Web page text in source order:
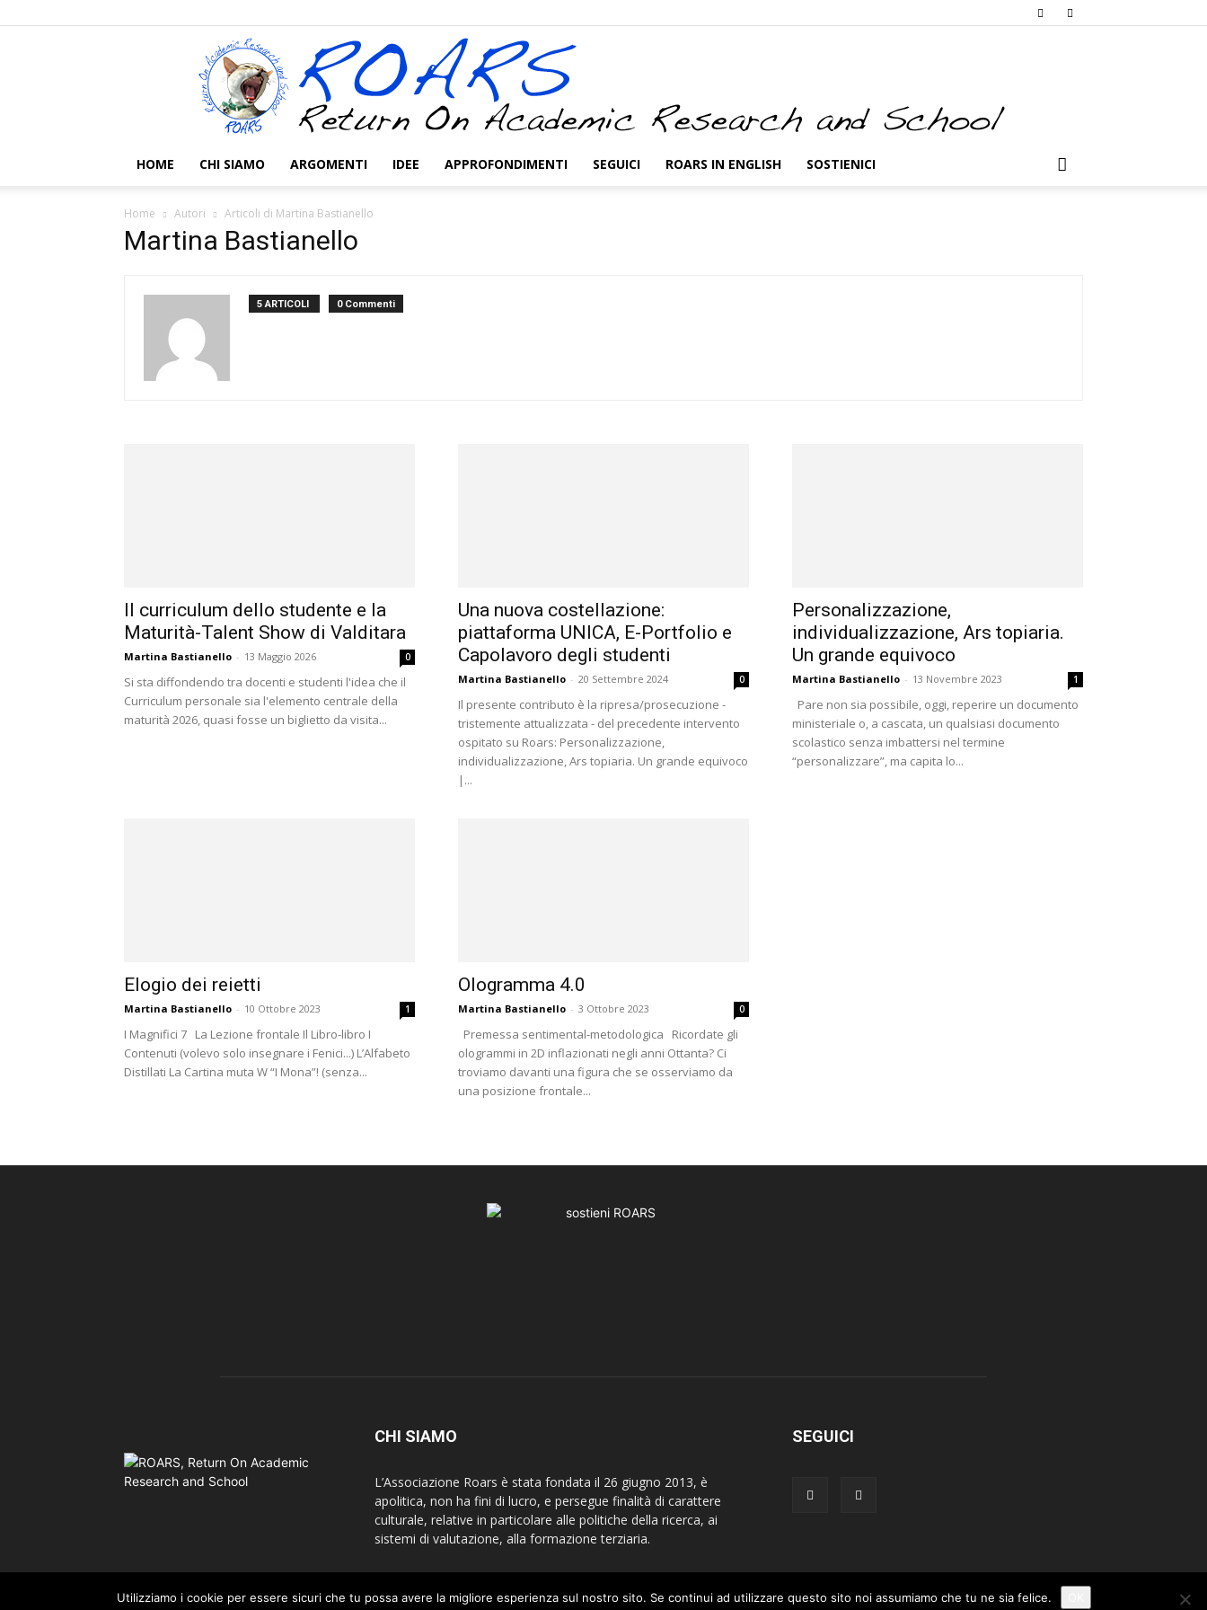
HOME CHI SIAMO ARGOMENTI IDEE APPROFONDIMENTI SEGUICI ROARS IN ENGLISH SOSTIENICI
Home Autori Articoli di Martina Bastianello
Martina Bastianello
5 ARTICOLI 0 Commenti
Il curriculum dello studente e la
Maturità-Talent Show di Valditara
Martina Bastianello - 13 Maggio 2026 0
Si sta diffondendo tra docenti e studenti l'idea che il
Curriculum personale sia l'elemento centrale della
maturità 2026, quasi fosse un biglietto da visita...
Una nuova costellazione:
piattaforma UNICA, E-Portfolio e
Capolavoro degli studenti
Martina Bastianello - 20 Settembre 2024 0
Il presente contributo è la ripresa/prosecuzione -
tristemente attualizzata - del precedente intervento
ospitato su Roars: Personalizzazione,
individualizzazione, Ars topiaria. Un grande equivoco
|...
Personalizzazione,
individualizzazione, Ars topiaria.
Un grande equivoco
Martina Bastianello - 13 Novembre 2023 1
Pare non sia possibile, oggi, reperire un documento
ministeriale o, a cascata, un qualsiasi documento
scolastico senza imbattersi nel termine
“personalizzare”, ma capita lo...
Elogio dei reietti
Martina Bastianello - 10 Ottobre 2023 1
I Magnifici 7 La Lezione frontale Il Libro-libro I
Contenuti (volevo solo insegnare i Fenici...) L’Alfabeto
Distillati La Cartina muta W “I Mona”! (senza...
Ologramma 4.0
Martina Bastianello - 3 Ottobre 2023 0
Premessa sentimental-metodologica Ricordate gli
ologrammi in 2D inflazionati negli anni Ottanta? Ci
troviamo davanti una figura che se osserviamo da
una posizione frontale...
CHI SIAMO
L’Associazione Roars è stata fondata il 26 giugno 2013, è
apolitica, non ha fini di lucro, e persegue finalità di carattere
culturale, relative in particolare alle politiche della ricerca, ai
sistemi di valutazione, alla formazione terziaria.
SEGUICI
Utilizziamo i cookie per essere sicuri che tu possa avere la migliore esperienza sul nostro sito. Se continui ad utilizzare questo sito noi assumiamo che tu ne sia felice.